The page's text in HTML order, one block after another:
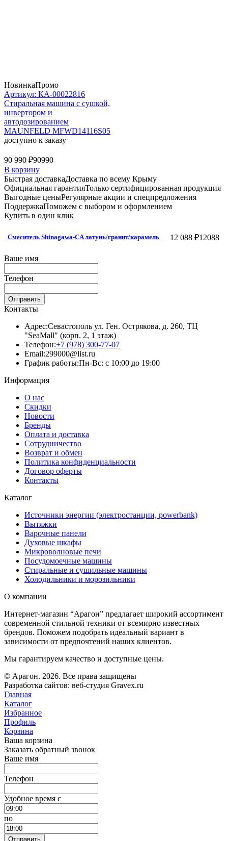
НовинкаПромо
Артикул: КА-00022816
Стиральная машина c сушкой,
инвертором и
автодозированием
MAUNFELD MFWD14116S05
доступно к заказу
90 990 ₽90990
В корзину
Быстрая доставкаДоставка по всему Крыму
Официальная гарантияТолько сертифицированная продукция
Выгодные ценыРегулярные акции и спецпредложения
ПоддержкаПоможем с выбором и оформлением
Купить в один клик
Смеситель Shinagawa-CA латунь/гранит/карамель 12 088 ₽12088
Ваше имя
Телефон
Отправить
Контакты
Адрес:Севастополь ул. Ген. Острякова, д. 260, ТЦ
"SeaMall" (корп. 2, 1 этаж)
Телефон:+7 (978) 300-77-07
Email:299000@list.ru
График работы:Пн-Вс: с 10:00 до 19:00
Информация
О нас
Скидки
Новости
Бренды
Оплата и доставка
Сотрудничество
Возврат и обмен
Политика конфиденциальности
Договор оферты
Контакты
Каталог
Источники энергии (электростанции, powerbank)
Вытяжки
Варочные панели
Духовые шкафы
Микроволновые печи
Посудомоечные машины
Стиральные и сушильные машины
Холодильники и морозильники
О компании
Интернет-магазин “Арагон” предлагает широкий ассортимент
современной стильной техники от всемирно известных
брендов. Поможем подобрать идеальный вариант в
зависимости от предпочтений наших клиентов.
Мы гарантируем качество и доступные цены.
© Арагон. 2026. Все права защищены
Разработка сайтов: веб-студия Gravex.ru
Главная
Каталог
Избранное
Профиль
Корзина
Ваша корзина
Заказать обратный звонок
Ваше имя
Телефон
Удобное время c
по
Отправить